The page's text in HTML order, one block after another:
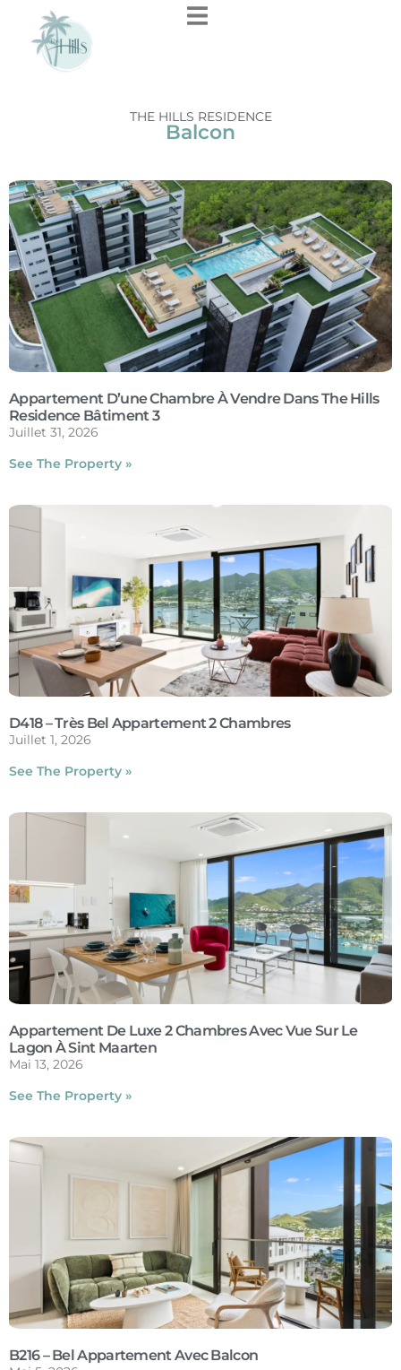
THE HILLS RESIDENCE
Balcon
Appartement D’une Chambre À Vendre Dans The Hills
Residence Bâtiment 3
Juillet 31, 2026
See The Property »
D418 – Très Bel Appartement 2 Chambres
Juillet 1, 2026
See The Property »
Appartement De Luxe 2 Chambres Avec Vue Sur Le
Lagon À Sint Maarten
Mai 13, 2026
See The Property »
B216 – Bel Appartement Avec Balcon